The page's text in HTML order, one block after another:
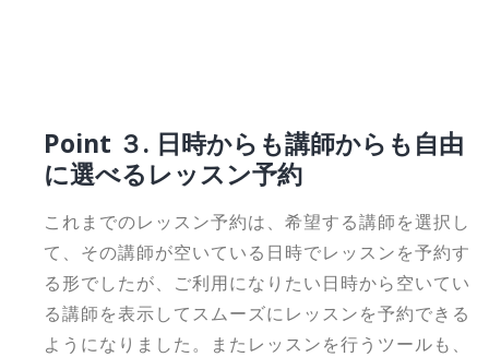
Point ３. 日時からも講師からも自由
に選べるレッスン予約
これまでのレッスン予約は、希望する講師を選択し
て、その講師が空いている日時でレッスンを予約す
る形でしたが、ご利用になりたい日時から空いてい
る講師を表示してスムーズにレッスンを予約できる
ようになりました。またレッスンを行うツールも、